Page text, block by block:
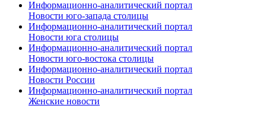
Информационно-аналитический портал
Новости юго-запада столицы
Информационно-аналитический портал
Новости юга столицы
Информационно-аналитический портал
Новости юго-востока столицы
Информационно-аналитический портал
Новости России
Информационно-аналитический портал
Женские новости